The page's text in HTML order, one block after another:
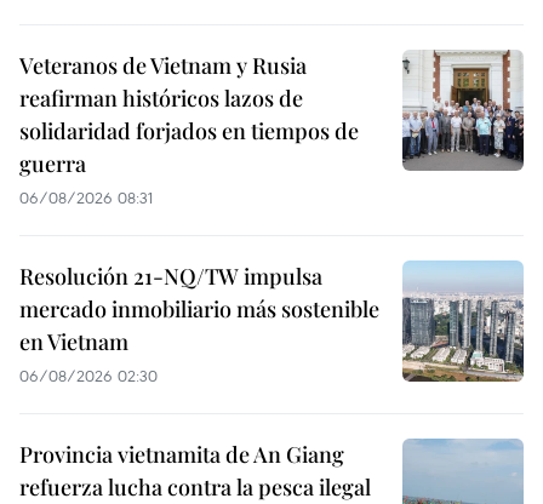
Veteranos de Vietnam y Rusia
reafirman históricos lazos de
solidaridad forjados en tiempos de
guerra
06/08/2026 08:31
Resolución 21-NQ/TW impulsa
mercado inmobiliario más sostenible
en Vietnam
06/08/2026 02:30
Provincia vietnamita de An Giang
refuerza lucha contra la pesca ilegal